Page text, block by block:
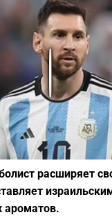
Play
расширяет
ароматов.